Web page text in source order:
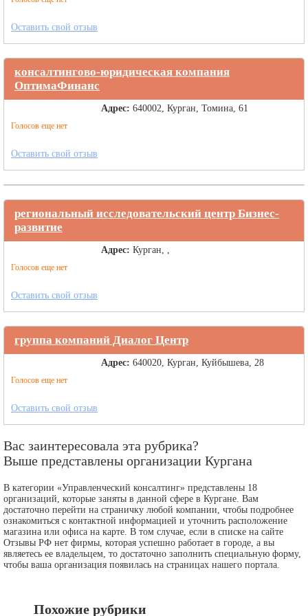
Оставить свой отзыв
консалтингово-юридическая компания
ОптимаФинанс
Голосов еще нет
Адрес: 640002, Курган, Томина, 61
Оставить свой отзыв
региональный исследовательский центр Бизнес-
развитие
Голосов еще нет
Адрес: Курган, ,
Оставить свой отзыв
группа компаний Диалог Центр
Голосов еще нет
Адрес: 640020, Курган, Куйбышева, 28
Оставить свой отзыв
Вас заинтересовала эта рубрика?
Выше представлены организации Кургана
В категории «Управленческий консалтинг» представлены 18
организаций, которые заняты в данной сфере в Кургане. Вам
достаточно перейти на страничку любой компании, чтобы подробнее
ознакомиться с контактной информацией и уточнить расположение
магазина или офиса на карте. В том случае, если в списке на сайте
Отзывы РФ нет фирмы, которая успешно работает в городе, а вы
являетесь ее владельцем, то достаточно заполнить специальную форму,
чтобы ваша организация появилась на страницах нашего портала.
Похожие рубрики